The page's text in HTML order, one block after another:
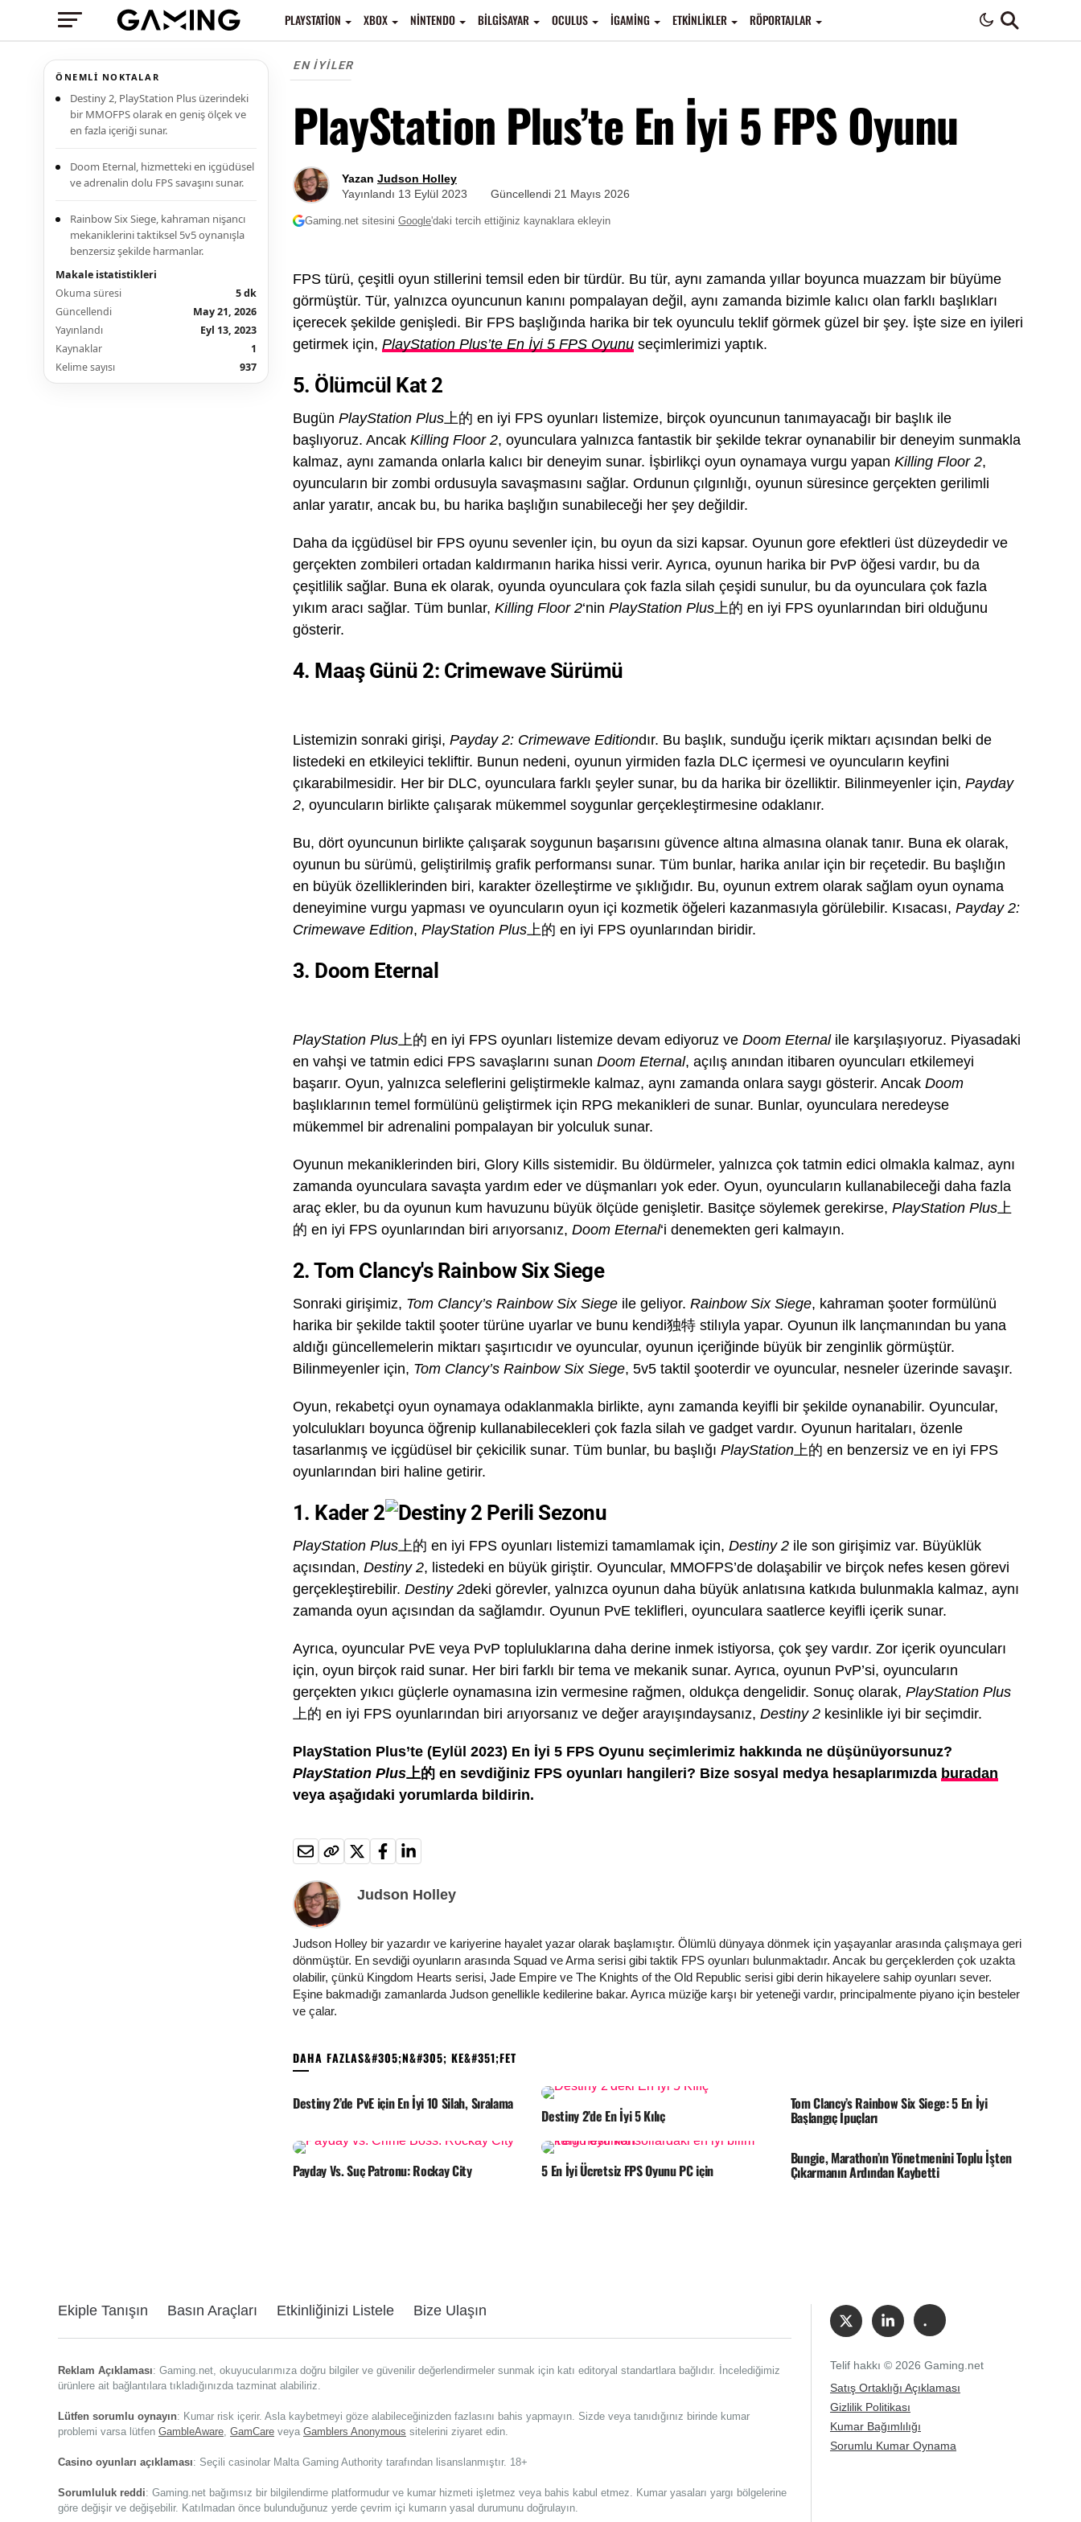
PLAYSTATION XBOX NINTENDO BILGISAYAR OCULUS IGAMING ETKINLIKLER RÖPORTAJLAR
ÖNEMLI NOKTALAR
Destiny 2, PlayStation Plus üzerindeki
bir MMOFPS olarak en geniş ölçek ve
en fazla içeriği sunar.
Doom Eternal, hizmetteki en içgüdüsel
ve adrenalin dolu FPS savaşını sunar.
Rainbow Six Siege, kahraman nişancı
mekaniklerini taktiksel 5v5 oynanışla
benzersiz şekilde harmanlar.
Makale istatistikleri
Okuma süresi
5 dk
Güncellendi
May 21, 2026
Yayınlandı
Eyl 13, 2023
Kaynaklar
1
Kelime sayısı
937
EN İYILER
PlayStation Plus’te En İyi 5 FPS Oyunu
Yayınlandı 13 Eylül 2023 Güncellendi 21 Mayıs 2026
Yazan Judson Holley
Gaming.net sitesini Google'daki tercih ettiğiniz kaynaklara ekleyin
FPS türü, çeşitli oyun stillerini temsil eden bir türdür. Bu tür, aynı zamanda yıllar boyunca muazzam bir büyüme
görmüştür. Tür, yalnızca oyuncunun kanını pompalayan değil, aynı zamanda bizimle kalıcı olan farklı başlıkları
içerecek şekilde genişledi. Bir FPS başlığında harika bir tek oyunculu teklif görmek güzel bir şey. İşte size en iyileri
getirmek için, PlayStation Plus’te En İyi 5 FPS Oyunu seçimlerimizi yaptık.
5. Ölümcül Kat 2
Bugün PlayStation Plus上的 en iyi FPS oyunları listemize, birçok oyuncunun tanımayacağı bir başlık ile
başlıyoruz. Ancak Killing Floor 2, oyunculara yalnızca fantastik bir şekilde tekrar oynanabilir bir deneyim sunmakla
kalmaz, aynı zamanda onlarla kalıcı bir deneyim sunar. İşbirlikçi oyun oynamaya vurgu yapan Killing Floor 2,
oyuncuların bir zombi ordusuyla savaşmasını sağlar. Ordunun çılgınlığı, oyunun süresince gerçekten gerilimli
anlar yaratır, ancak bu, bu harika başlığın sunabileceği her şey değildir.
Daha da içgüdüsel bir FPS oyunu sevenler için, bu oyun da sizi kapsar. Oyunun gore efektleri üst düzeydedir ve
gerçekten zombileri ortadan kaldırmanın harika hissi verir. Ayrıca, oyunun harika bir PvP öğesi vardır, bu da
çeşitlilik sağlar. Buna ek olarak, oyunda oyunculara çok fazla silah çeşidi sunulur, bu da oyunculara çok fazla
yıkım aracı sağlar. Tüm bunlar, Killing Floor 2‘nin PlayStation Plus上的 en iyi FPS oyunlarından biri olduğunu
gösterir.
4. Maaş Günü 2: Crimewave Sürümü
Listemizin sonraki girişi, Payday 2: Crimewave Editiondır. Bu başlık, sunduğu içerik miktarı açısından belki de
listedeki en etkileyici tekliftir. Bunun nedeni, oyunun yirmiden fazla DLC içermesi ve oyuncuların keyfini
çıkarabilmesidir. Her bir DLC, oyunculara farklı şeyler sunar, bu da harika bir özelliktir. Bilinmeyenler için, Payday
2, oyuncuların birlikte çalışarak mükemmel soygunlar gerçekleştirmesine odaklanır.
Bu, dört oyuncunun birlikte çalışarak soygunun başarısını güvence altına almasına olanak tanır. Buna ek olarak,
oyunun bu sürümü, geliştirilmiş grafik performansı sunar. Tüm bunlar, harika anılar için bir reçetedir. Bu başlığın
en büyük özelliklerinden biri, karakter özelleştirme ve şıklığıdır. Bu, oyunun extrem olarak sağlam oyun oynama
deneyimine vurgu yapması ve oyuncuların oyun içi kozmetik öğeleri kazanmasıyla görülebilir. Kısacası, Payday 2:
Crimewave Edition, PlayStation Plus上的 en iyi FPS oyunlarından biridir.
3. Doom Eternal
PlayStation Plus上的 en iyi FPS oyunları listemize devam ediyoruz ve Doom Eternalile karşılaşıyoruz. Piyasadaki
en vahşi ve tatmin edici FPS savaşlarını sunan Doom Eternal, açılış anından itibaren oyuncuları etkilemeyi
başarır. Oyun, yalnızca seleflerini geliştirmekle kalmaz, aynı zamanda onlara saygı gösterir. Ancak Doom
başlıklarının temel formülünü geliştirmek için RPG mekanikleri de sunar. Bunlar, oyunculara neredeyse
mükemmel bir adrenalini pompalayan bir yolculuk sunar.
Oyunun mekaniklerinden biri, Glory Kills sistemidir. Bu öldürmeler, yalnızca çok tatmin edici olmakla kalmaz, aynı
zamanda oyunculara savaşta yardım eder ve düşmanları yok eder. Oyun, oyuncuların kullanabileceği daha fazla
araç ekler, bu da oyunun kum havuzunu büyük ölçüde genişletir. Basitçe söylemek gerekirse, PlayStation Plus上
的 en iyi FPS oyunlarından biri arıyorsanız, Doom Eternal‘i denemekten geri kalmayın.
2. Tom Clancy's Rainbow Six Siege
Sonraki girişimiz, Tom Clancy’s Rainbow Six Siege ile geliyor. Rainbow Six Siege, kahraman şooter formülünü
harika bir şekilde taktil şooter türüne uyarlar ve bunu kendi独特 stilıyla yapar. Oyunun ilk lançmanından bu yana
aldığı güncellemelerin miktarı şaşırtıcıdır ve oyuncular, oyunun içeriğinde büyük bir zenginlik görmüştür.
Bilinmeyenler için, Tom Clancy’s Rainbow Six Siege, 5v5 taktil şooterdir ve oyuncular, nesneler üzerinde savaşır.
Oyun, rekabetçi oyun oynamaya odaklanmakla birlikte, aynı zamanda keyifli bir şekilde oynanabilir. Oyuncular,
yolculukları boyunca öğrenip kullanabilecekleri çok fazla silah ve gadget vardır. Oyunun haritaları, özenle
tasarlanmış ve içgüdüsel bir çekicilik sunar. Tüm bunlar, bu başlığı PlayStation上的 en benzersiz ve en iyi FPS
oyunlarından biri haline getirir.
1. Kader 2
PlayStation Plus上的 en iyi FPS oyunları listemizi tamamlamak için, Destiny 2 ile son girişimiz var. Büyüklük
açısından, Destiny 2, listedeki en büyük giriştir. Oyuncular, MMOFPS’de dolaşabilir ve birçok nefes kesen görevi
gerçekleştirebilir. Destiny 2deki görevler, yalnızca oyunun daha büyük anlatısına katkıda bulunmakla kalmaz, aynı
zamanda oyun açısından da sağlamdır. Oyunun PvE teklifleri, oyunculara saatlerce keyifli içerik sunar.
Ayrıca, oyuncular PvE veya PvP topluluklarına daha derine inmek istiyorsa, çok şey vardır. Zor içerik oyuncuları
için, oyun birçok raid sunar. Her biri farklı bir tema ve mekanik sunar. Ayrıca, oyunun PvP’si, oyuncuların
gerçekten yıkıcı güçlerle oynamasına izin vermesine rağmen, oldukça dengelidir. Sonuç olarak, PlayStation Plus
上的 en iyi FPS oyunlarından biri arıyorsanız ve değer arayışındaysanız, Destiny 2 kesinlikle iyi bir seçimdir.
PlayStation Plus’te (Eylül 2023) En İyi 5 FPS Oyunu seçimlerimiz hakkında ne düşünüyorsunuz?
PlayStation Plus上的 en sevdiğiniz FPS oyunları hangileri? Bize sosyal medya hesaplarımızda buradan
veya aşağıdaki yorumlarda bildirin.
Judson Holley
Judson Holley bir yazardır ve kariyerine hayalet yazar olarak başlamıştır. Ölümlü dünyaya dönmek için yaşayanlar arasında çalışmaya geri
dönmüştür. En sevdiği oyunların arasında Squad ve Arma serisi gibi taktik FPS oyunları bulunmaktadır. Ancak bu gerçeklerden çok uzakta
olabilir, çünkü Kingdom Hearts serisi, Jade Empire ve The Knights of the Old Republic serisi gibi derin hikayelere sahip oyunları sever.
Eşine bakmadığı zamanlarda Judson genellikle kedilerine bakar. Ayrıca müziğe karşı bir yeteneği vardır, principalmente piyano için besteler
ve çalar.
Destiny 2’de PvE için En İyi 10 Silah, Sıralama
Destiny 2’de En İyi 5 Kılıç
Tom Clancy’s Rainbow Six Siege: 5 En İyi
Başlangıç İpuçları
Payday Vs. Suç Patronu: Rockay City 5 En İyi Ücretsiz FPS Oyunu PC için
Bungie, Marathon’ın Yönetmenini Toplu İşten
Çıkarmanın Ardından Kaybetti
Ekiple Tanışın Basın Araçları Etkinliğinizi Listele Bize Ulaşın
Reklam Açıklaması: Gaming.net, okuyucularımıza doğru bilgiler ve güvenilir değerlendirmeler sunmak için katı editoryal standartlara bağlıdır. İncelediğimiz
ürünlere ait bağlantılara tıkladığınızda tazminat alabiliriz.
Lütfen sorumlu oynayın: Kumar risk içerir. Asla kaybetmeyi göze alabileceğinizden fazlasını bahis yapmayın. Sizde veya tanıdığınız birinde kumar
problemi varsa lütfen GambleAware, GamCare veya Gamblers Anonymous sitelerini ziyaret edin.
Casino oyunları açıklaması: Seçili casinolar Malta Gaming Authority tarafından lisanslanmıştır. 18+
Sorumluluk reddi: Gaming.net bağımsız bir bilgilendirme platformudur ve kumar hizmeti işletmez veya bahis kabul etmez. Kumar yasaları yargı bölgelerine
göre değişir ve değişebilir. Katılmadan önce bulunduğunuz yerde çevrim içi kumarın yasal durumunu doğrulayın.
Telif hakkı © 2026 Gaming.net
Satış Ortaklığı Açıklaması
Gizlilik Politikası
Kumar Bağımlılığı
Sorumlu Kumar Oynama